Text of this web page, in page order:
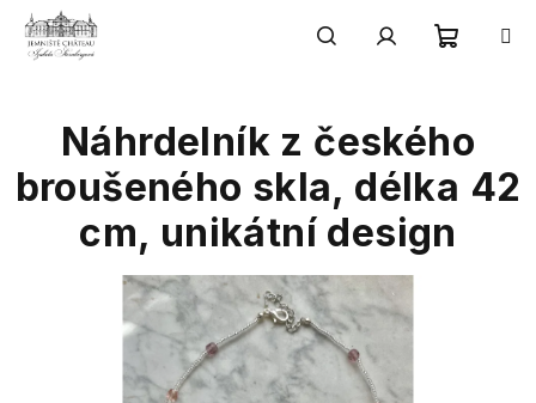
Přejít
obsah
košík
Náhrdelník z českého
broušeného skla, délka 42
cm, unikátní design